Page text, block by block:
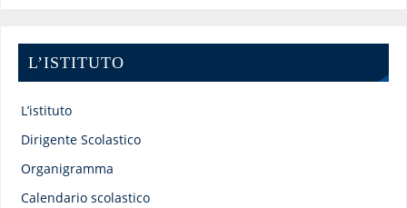
L’ISTITUTO
L’istituto
Dirigente Scolastico
Organigramma
Calendario scolastico